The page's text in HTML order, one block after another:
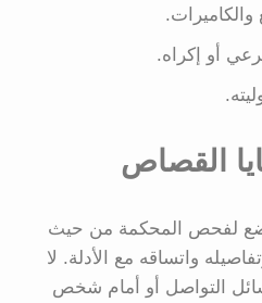
أو إكراه.
القصاص
لفحص المحكمة من حيث
واتساقه مع الأدلة. لا
التواصل أو أمام شخص